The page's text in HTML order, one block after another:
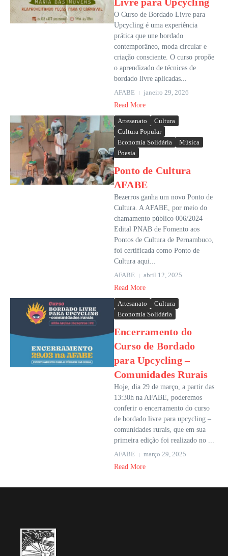
O Curso de Bordado Livre para
Upcycling é uma experiência
prática que une bordado
contemporâneo, moda circular e
criação consciente. O curso propõe
o aprendizado de técnicas de
bordado livre aplicadas...
AFABE
janeiro 29, 2026
Read More
Artesanato
Cultura
Cultura Popular
Economia Solidária
Música
Poesia
Ponto de Cultura
AFABE
Bezerros ganha um novo Ponto de
Cultura. A AFABE, por meio do
chamamento público 006/2024 –
Edital PNAB de Fomento aos
Pontos de Cultura de Pernambuco,
foi certificada como Ponto de
Cultura aqui...
AFABE
abril 12, 2025
Read More
Artesanato
Cultura
Economia Solidária
Encerramento do
Curso de Bordado
para Upcycling –
Comunidades Rurais
Hoje, dia 29 de março, a partir das
13:30h na AFABE, poderemos
conferir o encerramento do curso
de bordado livre para upcycling –
comunidades rurais, que em sua
primeira edição foi realizado no ...
AFABE
março 29, 2025
Read More